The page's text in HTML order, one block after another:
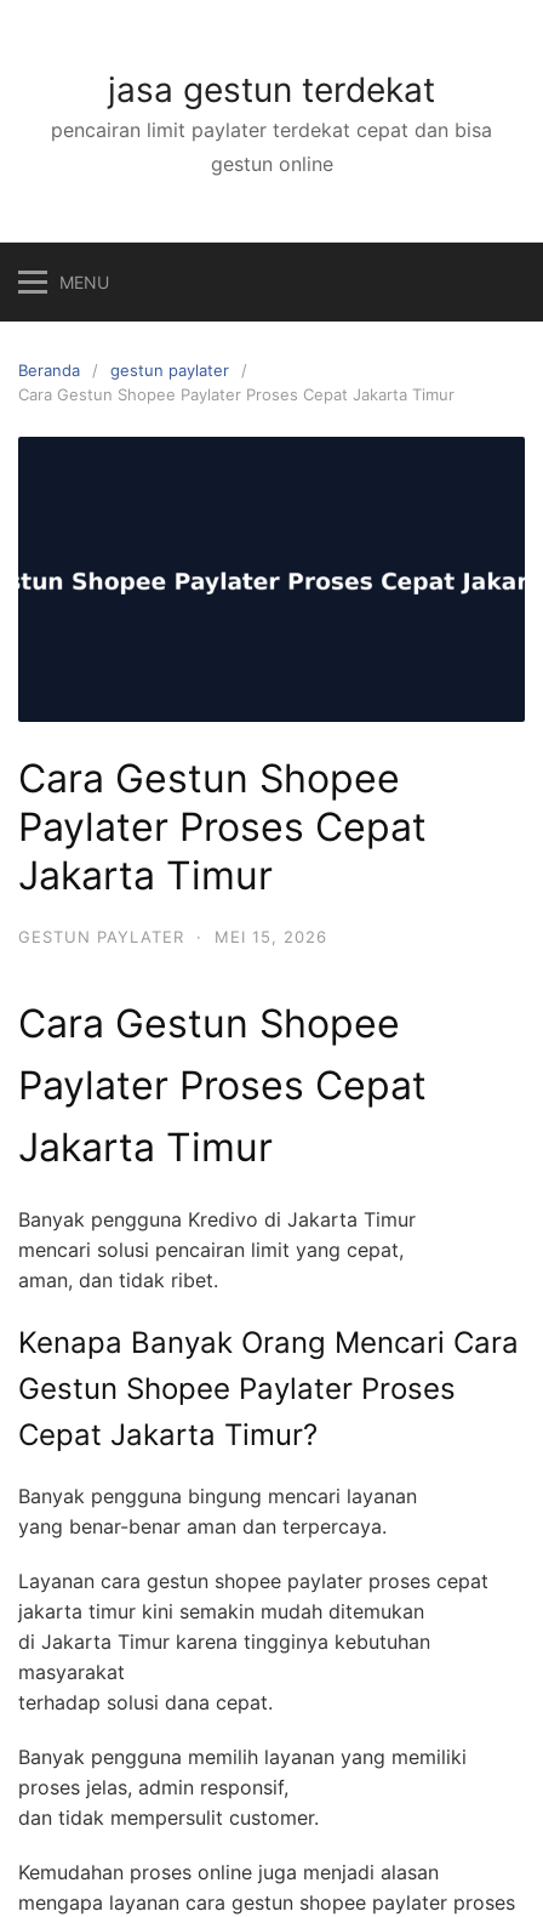
jasa gestun terdekat
pencairan limit paylater terdekat cepat dan bisa
gestun online
MENU
Beranda
gestun paylater
Cara Gestun Shopee Paylater Proses Cepat Jakarta Timur
Cara Gestun Shopee
Paylater Proses Cepat
Jakarta Timur
GESTUN PAYLATER · MEI 15, 2026
Cara Gestun Shopee
Paylater Proses Cepat
Jakarta Timur
Banyak pengguna Kredivo di Jakarta Timur
mencari solusi pencairan limit yang cepat,
aman, dan tidak ribet.
Kenapa Banyak Orang Mencari Cara
Gestun Shopee Paylater Proses
Cepat Jakarta Timur?
Banyak pengguna bingung mencari layanan
yang benar-benar aman dan terpercaya.
Layanan cara gestun shopee paylater proses cepat
jakarta timur kini semakin mudah ditemukan
di Jakarta Timur karena tingginya kebutuhan
masyarakat
terhadap solusi dana cepat.
Banyak pengguna memilih layanan yang memiliki
proses jelas, admin responsif,
dan tidak mempersulit customer.
Kemudahan proses online juga menjadi alasan
mengapa layanan cara gestun shopee paylater proses